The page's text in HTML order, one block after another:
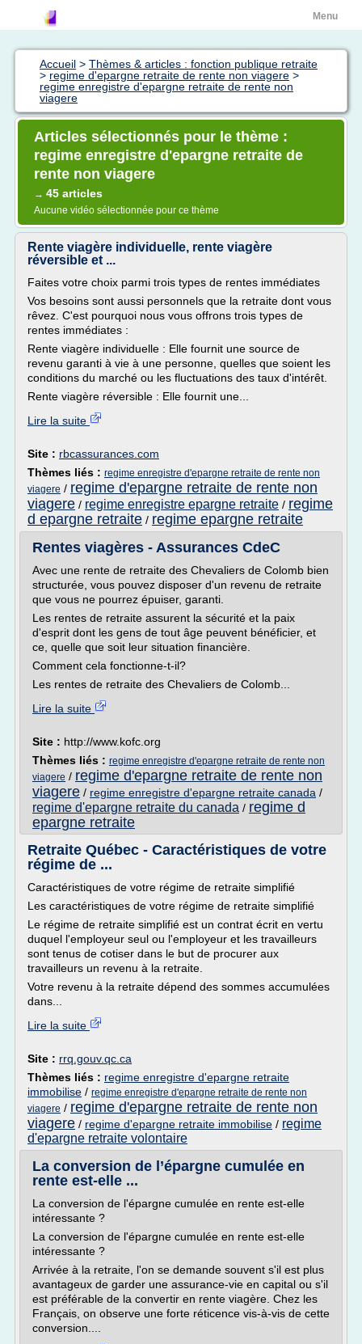
Menu
Accueil > Thèmes & articles : fonction publique retraite
> regime d'epargne retraite de rente non viagere >
regime enregistre d'epargne retraite de rente non
viagere
Articles sélectionnés pour le thème :
regime enregistre d'epargne retraite de
rente non viagere
→ 45 articles
Aucune vidéo sélectionnée pour ce thème
Rente viagère individuelle, rente viagère
réversible et ...
Faites votre choix parmi trois types de rentes immédiates
Vos besoins sont aussi personnels que la retraite dont vous
rêvez. C'est pourquoi nous vous offrons trois types de
rentes immédiates :
Rente viagère individuelle : Elle fournit une source de
revenu garanti à vie à une personne, quelles que soient les
conditions du marché ou les fluctuations des taux d'intérêt.
Rente viagère réversible : Elle fournit une...
Lire la suite
Site : rbcassurances.com
Thèmes liés : regime enregistre d'epargne retraite de rente non
viagere / regime d'epargne retraite de rente non
viagere / regime enregistre epargne retraite / regime
d epargne retraite / regime epargne retraite
Rentes viagères - Assurances CdeC
Avec une rente de retraite des Chevaliers de Colomb bien
structurée, vous pouvez disposer d'un revenu de retraite
que vous ne pourrez épuiser, garanti.
Les rentes de retraite assurent la sécurité et la paix
d'esprit dont les gens de tout âge peuvent bénéficier, et
ce, quelle que soit leur situation financière.
Comment cela fonctionne-t-il?
Les rentes de retraite des Chevaliers de Colomb...
Lire la suite
Site : http://www.kofc.org
Thèmes liés : regime enregistre d'epargne retraite de rente non
viagere / regime d'epargne retraite de rente non
viagere / regime enregistre d'epargne retraite canada /
regime d'epargne retraite du canada / regime d
epargne retraite
Retraite Québec - Caractéristiques de votre
régime de ...
Caractéristiques de votre régime de retraite simplifié
Les caractéristiques de votre régime de retraite simplifié
Le régime de retraite simplifié est un contrat écrit en vertu
duquel l'employeur seul ou l'employeur et les travailleurs
sont tenus de cotiser dans le but de procurer aux
travailleurs un revenu à la retraite.
Votre revenu à la retraite dépend des sommes accumulées
dans...
Lire la suite
Site : rrq.gouv.qc.ca
Thèmes liés : regime enregistre d'epargne retraite
immobilise / regime enregistre d'epargne retraite de rente non
viagere / regime d'epargne retraite de rente non
viagere / regime d'epargne retraite immobilise / regime
d'epargne retraite volontaire
La conversion de l’épargne cumulée en
rente est-elle ...
La conversion de l'épargne cumulée en rente est-elle
intéressante ?
La conversion de l'épargne cumulée en rente est-elle
intéressante ?
Arrivée à la retraite, l'on se demande souvent s'il est plus
avantageux de garder une assurance-vie en capital ou s'il
est préférable de la convertir en rente viagère. Chez les
Français, on observe une forte réticence vis-à-vis de cette
conversion....